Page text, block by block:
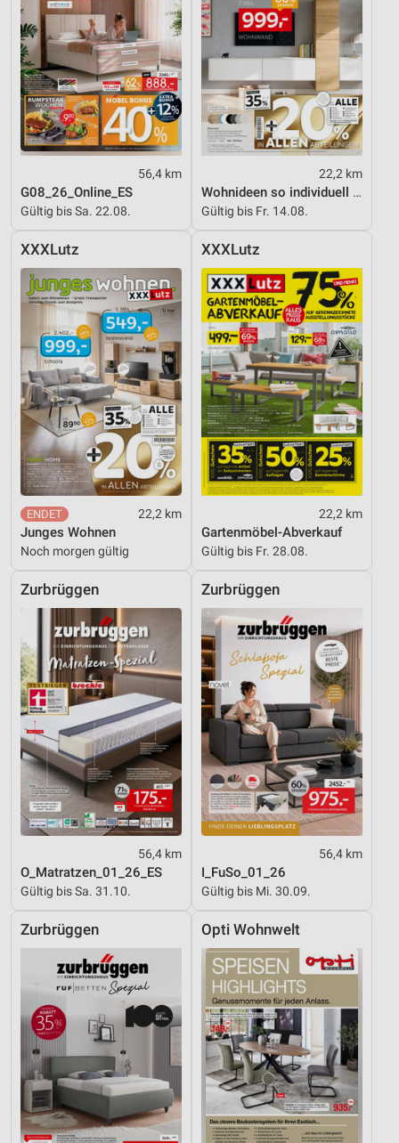
56,4 km
G08_26_Online_ES
Gültig bis Sa. 22.08.
22,2 km
Wohnideen so individuell wie du!
Gültig bis Fr. 14.08.
XXXLutz
22,2 km
Junges Wohnen
Noch morgen gültig
XXXLutz
22,2 km
Gartenmöbel-Abverkauf
Gültig bis Fr. 28.08.
Zurbrüggen
56,4 km
O_Matratzen_01_26_ES
Gültig bis Sa. 31.10.
Zurbrüggen
56,4 km
I_FuSo_01_26
Gültig bis Mi. 30.09.
Zurbrüggen Opti Wohnwelt